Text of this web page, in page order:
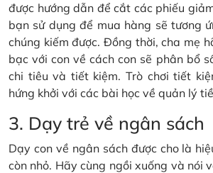
được hướng dẫn để cắt các phiếu
bạn sử dụng để mua hàng sẽ tương
chúng kiếm được. Đồng thời, cha mẹ
bạc với con về cách con sẽ phân bổ
chi tiêu và tiết kiệm. Trò chơi tiết
hứng khởi với các bài học về quản lý
3. Dạy trẻ về ngân sách
Dạy con về ngân sách được cho là
còn nhỏ. Hãy cùng ngồi xuống và nói